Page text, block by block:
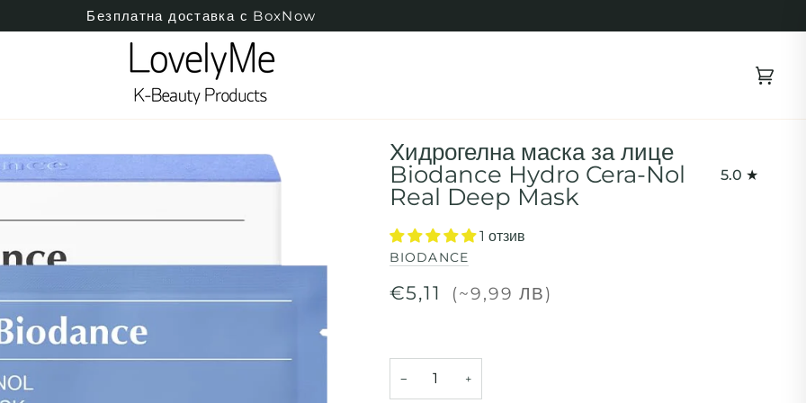
Безплатна доставка с BoxNow
Хидрогелна маска за лице
Biodance Hydro Cera-Nol
Real Deep Mask
5.0
1 отзив
BIODANCE
€5,11 (~9,99 ЛВ)
− +